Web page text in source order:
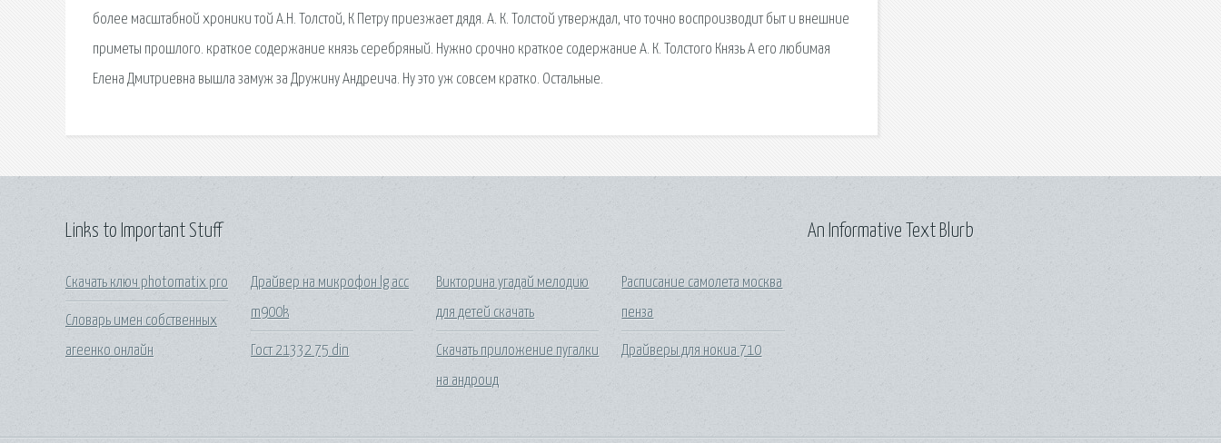
более масштабной хроники той А.Н. Толстой, К Петру приезжает дядя. А. К. Толстой утверждал, что точно воспроизводит быт и внешние
приметы прошлого. краткое содержание князь серебряный. Нужно срочно краткое содержание А. К. Толстого Князь А его любимая
Елена Дмитриевна вышла замуж за Дружину Андреича. Ну это уж совсем кратко. Остальные.
Links to Important Stuff
Скачать ключ photomatix pro
Словарь имен собственных
агеенко онлайн
Драйвер на микрофон lg acc
m900k
Гост 21332 75 din
Викторина угадай мелодию
для детей скачать
Скачать приложение пугалки
на андроид
Расписание самолета москва
пенза
Драйверы для нокиа 710
An Informative Text Blurb